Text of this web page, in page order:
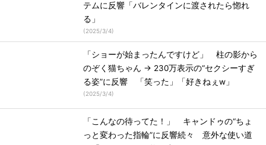
テムに反響「バレンタインに渡されたら惚れ
る」
(2025/3/4)
「ショーが始まったんですけど」 柱の影から
のぞく猫ちゃん → 230万表示の“セクシーすぎ
る姿”に反響 「笑った」「好きねぇw」
(2025/3/4)
「こんなの待ってた！」 キャンドゥの“ちょ
っと変わった指輪”に反響続々 意外な使い道